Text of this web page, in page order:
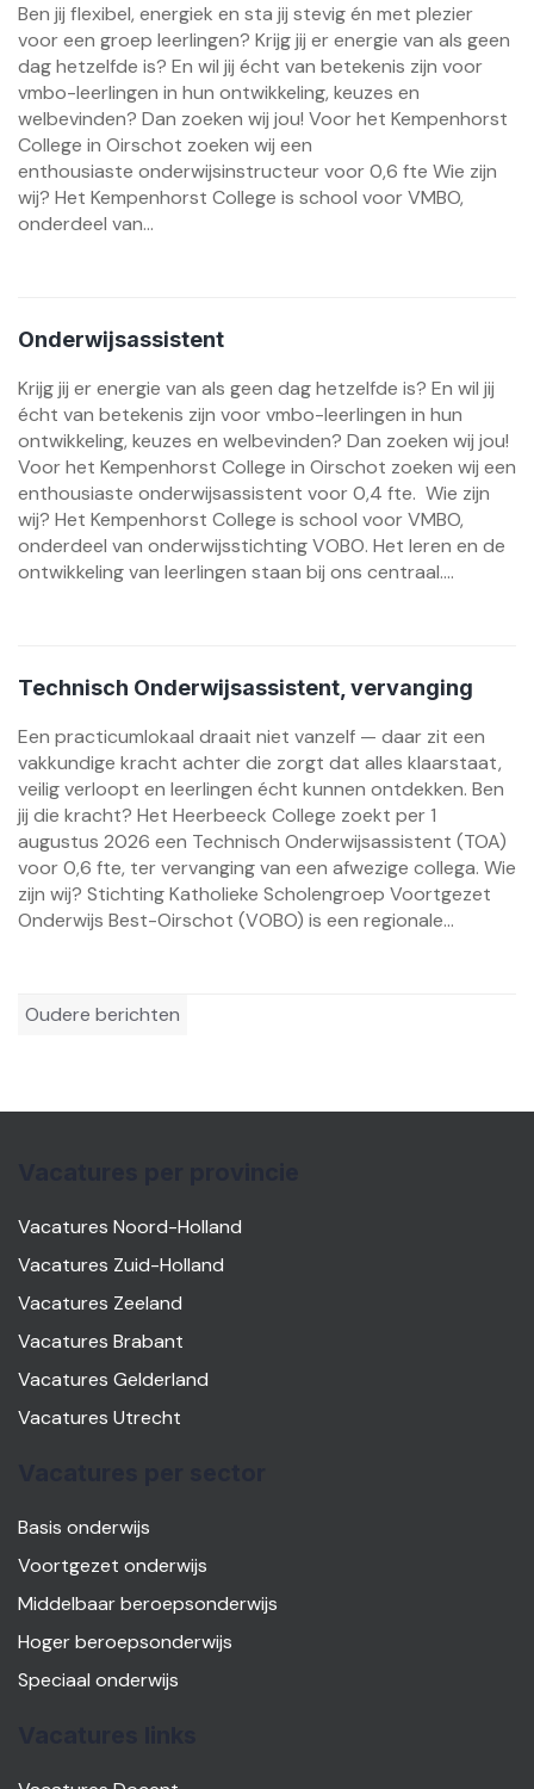
Ben jij flexibel, energiek en sta jij stevig én met plezier
voor een groep leerlingen? Krijg jij er energie van als geen
dag hetzelfde is? En wil jij écht van betekenis zijn voor
vmbo-leerlingen in hun ontwikkeling, keuzes en
welbevinden? Dan zoeken wij jou! Voor het Kempenhorst
College in Oirschot zoeken wij een
enthousiaste onderwijsinstructeur voor 0,6 fte Wie zijn
wij? Het Kempenhorst College is school voor VMBO,
onderdeel van...
Onderwijsassistent
Krijg jij er energie van als geen dag hetzelfde is? En wil jij
écht van betekenis zijn voor vmbo-leerlingen in hun
ontwikkeling, keuzes en welbevinden? Dan zoeken wij jou!
Voor het Kempenhorst College in Oirschot zoeken wij een
enthousiaste onderwijsassistent voor 0,4 fte. Wie zijn
wij? Het Kempenhorst College is school voor VMBO,
onderdeel van onderwijsstichting VOBO. Het leren en de
ontwikkeling van leerlingen staan bij ons centraal....
Technisch Onderwijsassistent, vervanging
Een practicumlokaal draait niet vanzelf — daar zit een
vakkundige kracht achter die zorgt dat alles klaarstaat,
veilig verloopt en leerlingen écht kunnen ontdekken. Ben
jij die kracht? Het Heerbeeck College zoekt per 1
augustus 2026 een Technisch Onderwijsassistent (TOA)
voor 0,6 fte, ter vervanging van een afwezige collega. Wie
zijn wij? Stichting Katholieke Scholengroep Voortgezet
Onderwijs Best-Oirschot (VOBO) is een regionale...
Berichtennavigatie
Oudere berichten
Vacatures Noord-Holland
Vacatures Zuid-Holland
Vacatures Zeeland
Vacatures Brabant
Vacatures Gelderland
Vacatures Utrecht
Basis onderwijs
Voortgezet onderwijs
Middelbaar beroepsonderwijs
Hoger beroepsonderwijs
Speciaal onderwijs